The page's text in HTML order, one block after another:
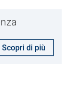
Scopri di più